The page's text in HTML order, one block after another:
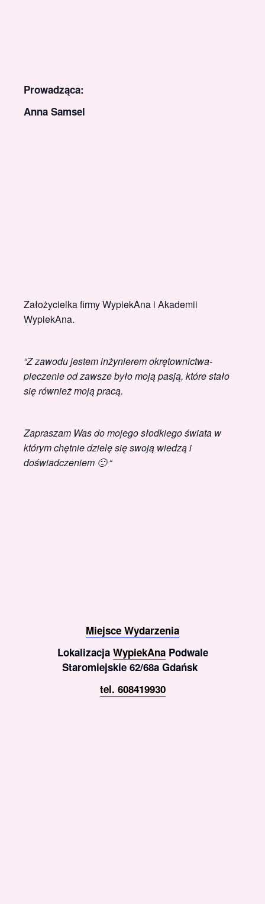
Prowadząca:
Anna Samsel
Założycielka firmy WypiekAna i Akademii
WypiekAna.
“Z zawodu jestem inżynierem okrętownictwa-
pieczenie od zawsze było moją pasją, które stało
się również moją pracą.
Zapraszam Was do mojego słodkiego świata w
którym chętnie dzielę się swoją wiedzą i
doświadczeniem 🙂 “
Miejsce Wydarzenia
Lokalizacja WypiekAnaPodwale
Staromiejskie 62/68a Gdańsk
tel. 608419930